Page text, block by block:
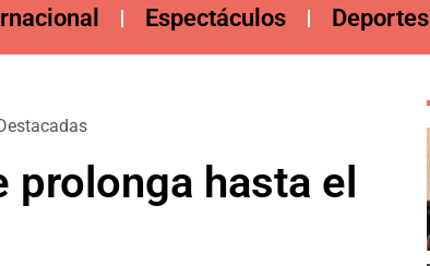
Espectáculos Deportes
prolonga hasta el